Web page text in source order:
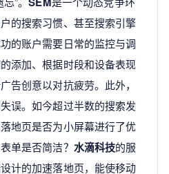
的搜索习惯、甚至搜索引擎
的账户需要日常的监控与调
添加、根据时段和设备表现
告创意以对抗疲劳。此外，
误。如今超过半数的搜索发
地页是否为小屏幕进行了优
单是否简洁？ 水滴科技的服
计的加速落地页，能使移动